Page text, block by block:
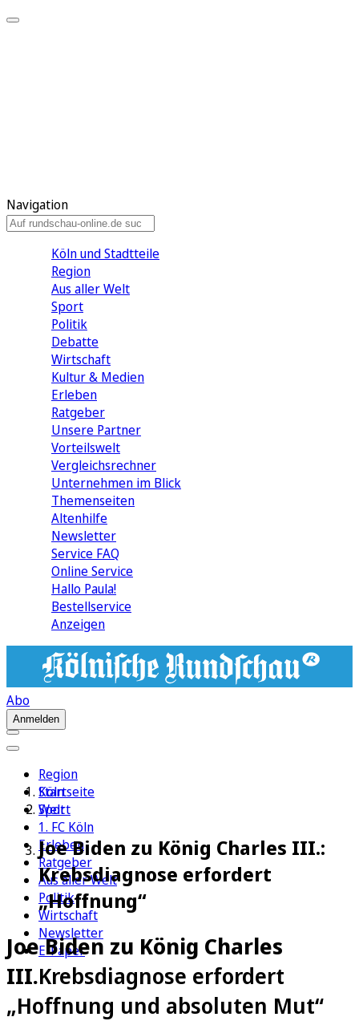
Navigation
Köln und Stadtteile
Region
Aus aller Welt
Sport
Politik
Debatte
Wirtschaft
Kultur & Medien
Erleben
Ratgeber
Unsere Partner
Vorteilswelt
Vergleichsrechner
Unternehmen im Blick
Themenseiten
Altenhilfe
Newsletter
Service FAQ
Online Service
Hallo Paula!
Bestellservice
Anzeigen
Abo
Anmelden
Region
Köln
Sport
1. FC Köln
Erleben
Ratgeber
Aus aller Welt
Politik
Wirtschaft
Newsletter
E-Paper
Startseite
Welt
Joe Biden zu König Charles III.:
Krebsdiagnose erfordert
„Hoffnung“
Joe Biden zu König Charles
III.Krebsdiagnose erfordert
„Hoffnung und absoluten Mut“